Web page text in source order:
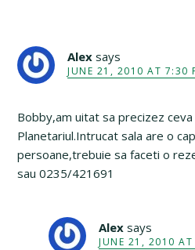
Alex says
JUNE 21, 2010 AT 7:30
Bobby,am uitat sa precizez
Planetariul.Intrucat sala are o
persoane,trebuie sa faceti o
sau 0235/421691
Alex says
JUNE 21, 2010